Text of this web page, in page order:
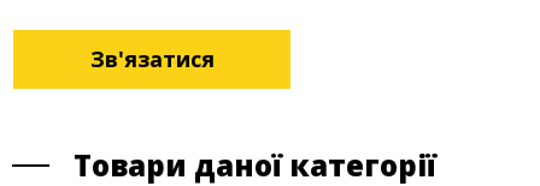
Зв'язатися
Товари даної категорії